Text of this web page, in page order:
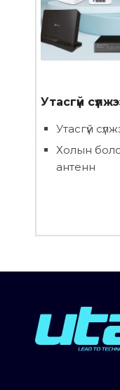
Утасгүй
Утасгүй
Холын
антенн